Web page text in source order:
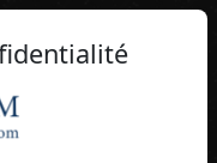
FR